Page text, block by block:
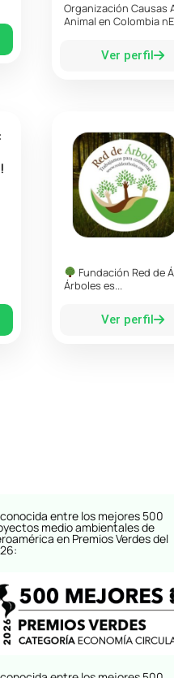
Organización Causas
Animal en Colombia
Ver perfil
Fundación Red de
Árboles es...
Ver perfil
entre los mejores 500
medio ambientales de
en Premios Verdes del